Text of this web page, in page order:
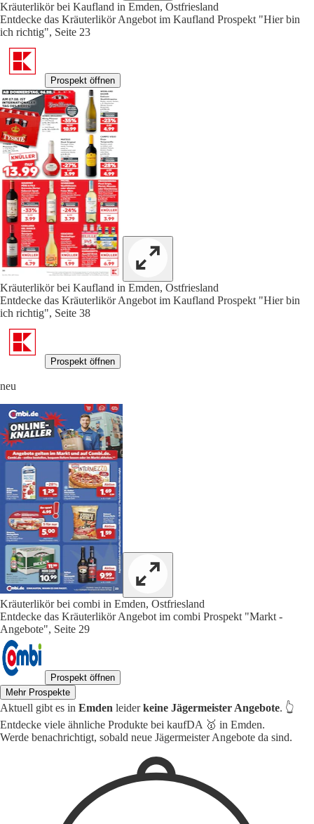
Kräuterlikör bei Kaufland in Emden, Ostfriesland
Entdecke das Kräuterlikör Angebot im Kaufland Prospekt "Hier bin
ich richtig", Seite 23
Prospekt öffnen
Kräuterlikör bei Kaufland in Emden, Ostfriesland
Entdecke das Kräuterlikör Angebot im Kaufland Prospekt "Hier bin
ich richtig", Seite 38
Prospekt öffnen
neu
Kräuterlikör bei combi in Emden, Ostfriesland
Entdecke das Kräuterlikör Angebot im combi Prospekt "Markt -
Angebote", Seite 29
Prospekt öffnen
Mehr Prospekte
Aktuell gibt es in Emden leiderkeine Jägermeister Angebote. 👆
Entdecke viele ähnliche Produkte bei kaufDA 🥇 in Emden.
Werde benachrichtigt, sobald neue Jägermeister Angebote da sind.